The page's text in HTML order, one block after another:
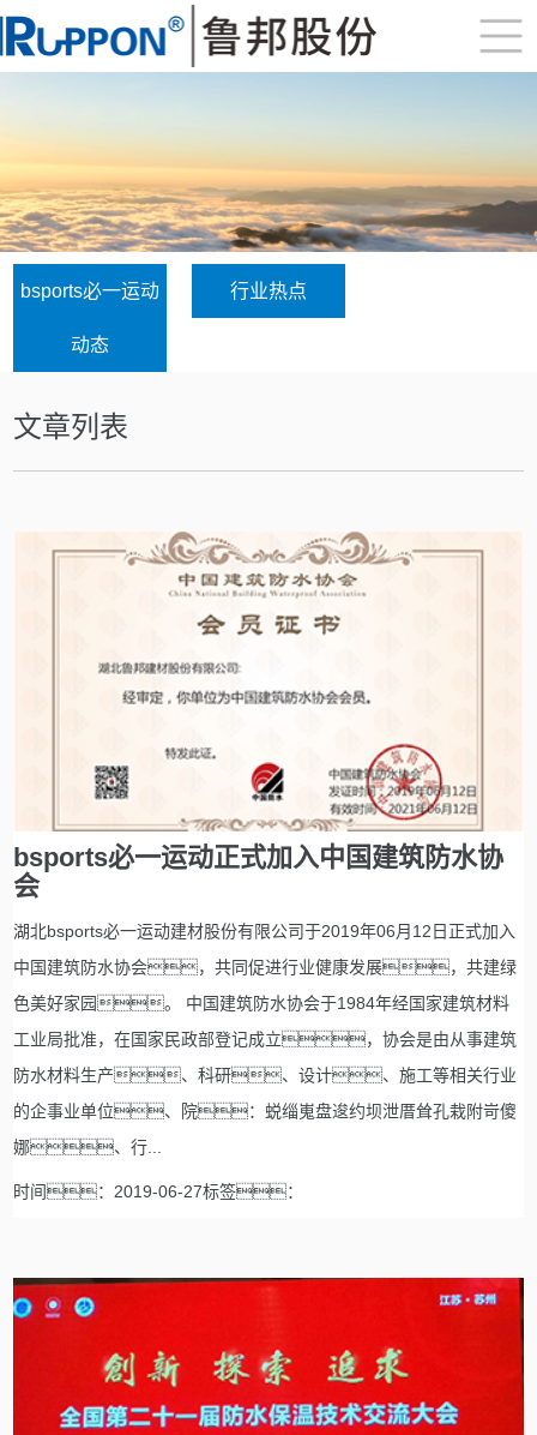
bsports必一运动
动态
行业热点
文章列表
bsports必一运动正式加入中国建筑防水协
会
湖北bsports必一运动建材股份有限公司于2019年06月12日正式加入
中国建筑防水协会，共同促进行业健康发展，共建绿
色美好家园。 中国建筑防水协会于1984年经国家建筑材料
工业局批准，在国家民政部登记成立，协会是由从事建筑
防水材料生产、科研、设计、施工等相关行业
的企事业单位、院：蜕缁嵬盘逡约坝泄厝耸孔栽附岢傻
娜、行...
时间：2019-06-27标签：